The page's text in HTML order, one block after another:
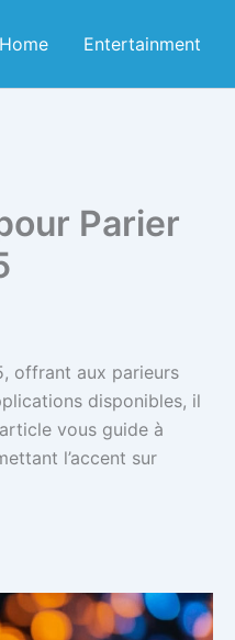
Home Entertainment
Parier
offrant aux parieurs
disponibles, il
vous guide à
l’accent sur